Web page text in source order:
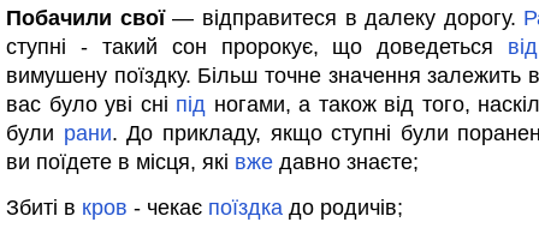
Побачили свої— відправитеся в далеку дорогу.
ступні - такий сон пророкує, що доведеться
вимушену поїздку. Більш точне значення залежить
вас було уві сні під ногами, а також від того,
були рани. До прикладу, якщо ступні були
ви поїдете в місця, які вже давно знаєте;
Збиті в кров - чекає поїздка до родичів;